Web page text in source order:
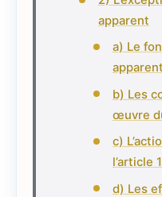
apparent
a) Le
apparent
b) Les
œuvre
c)
l’article
d) Les